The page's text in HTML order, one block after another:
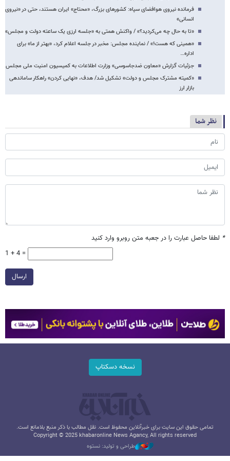
فرمانده نیروی هوافضای سپاه: کشورهای بزرگ، «محتاج» ایران هستند، حتی در «نیروی
انسانی»
«تا به حال چه می‌کردید؟» / واکنش همتی به «جلسه ارزی یک ساعته دولت و مجلس»
«همینی که هست!» / نماینده مجلس: مخبر در جلسه اعلام کرد، «بهتر از ما» برای
اداره…
جزئیات گزارش «معاون ضدجاسوسی» وزارت اطلاعات به کمیسیون امنیت ملی مجلس
«کمیته‌ مشترک مجلس و دولت» تشکیل شد/ هدف، «نهایی کردن» راهکار ساماندهی
بازار ارز
نظر شما
* لطفا حاصل عبارت را در جعبه متن روبرو وارد کنید
1 + 4 =
ارسال
نسخه دسکتاپ
تمامی حقوق این سایت برای خبرآنلاین محفوظ است. نقل مطالب با ذکر منبع بلامانع است.
Copyright © 2025 khabaronline News Agancy, All rights reserved
طراحی و تولید: نستوه